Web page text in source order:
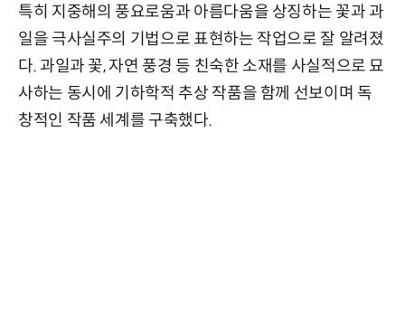
특히 지중해의 풍요로움과 아름다움을 상징하는 꽃과 과
일을 극사실주의 기법으로 표현하는 작업으로 잘 알려졌
다. 과일과 꽃, 자연 풍경 등 친숙한 소재를 사실적으로 묘
사하는 동시에 기하학적 추상 작품을 함께 선보이며 독
창적인 작품 세계를 구축했다.